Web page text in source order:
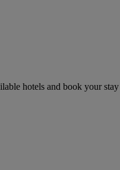
hotels and book your stay